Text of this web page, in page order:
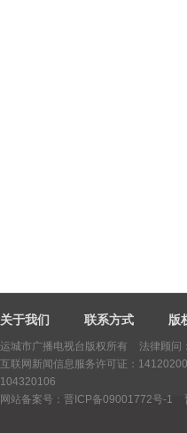
关于我们 联系方式 版
运城市广播电视台版权所有
法律顾问
互联网新闻信息服务许可证：
104320106
网站备案号：晋ICP备09001772号-1